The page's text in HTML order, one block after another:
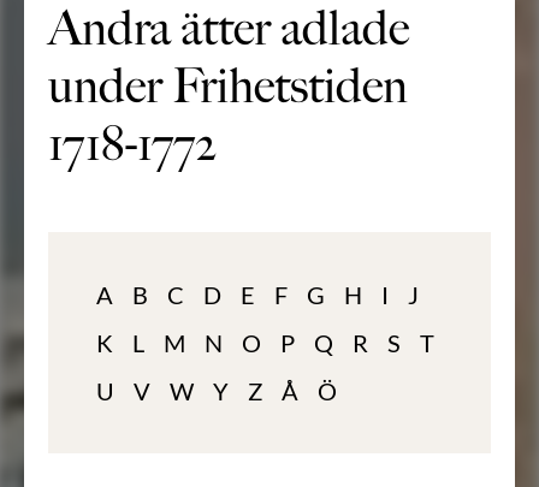
Andra ätter adlade
under Frihetstiden
1718-1772
A B C D E F G H I
J
K
L M N O P Q R S
T
U
V W Y Z Å Ö